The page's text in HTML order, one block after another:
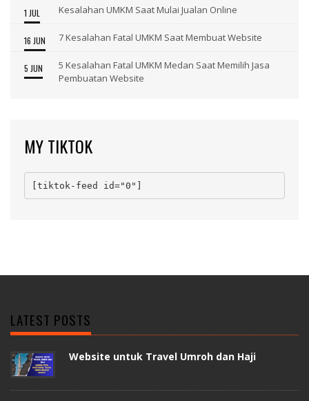
1 JUL Kesalahan UMKM Saat Mulai Jualan Online
16 JUN 7 Kesalahan Fatal UMKM Saat Membuat Website
5 JUN
5 Kesalahan Fatal UMKM Medan Saat Memilih Jasa
Pembuatan Website
MY TIKTOK
[tiktok-feed id="0"]
LATEST POSTS
Website untuk Travel Umroh dan Haji